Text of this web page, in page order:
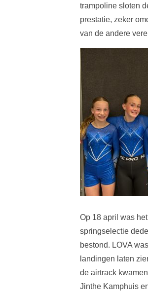
trampoline sloten
prestatie, zeker
van de andere
Op 18 april was
springselectie
bestond. LOVA
landingen laten
de airtrack
Jinthe Kamphuis